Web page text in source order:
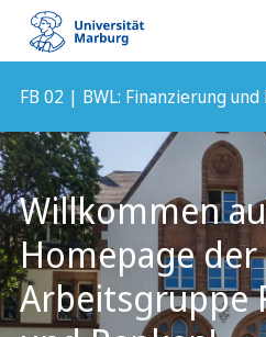
Mobile-
Navigation
FB 02 | BWL: Finanzierung und
Hauptinhalt
Willkommen
Homepage der
Arbeitsgruppe